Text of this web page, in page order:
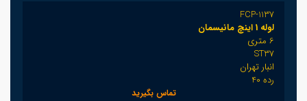
FCP-1137
لوله 1 اینچ مانیسمان
6 متری
ST37
انبار تهران
رده 40
تماس بگیرید